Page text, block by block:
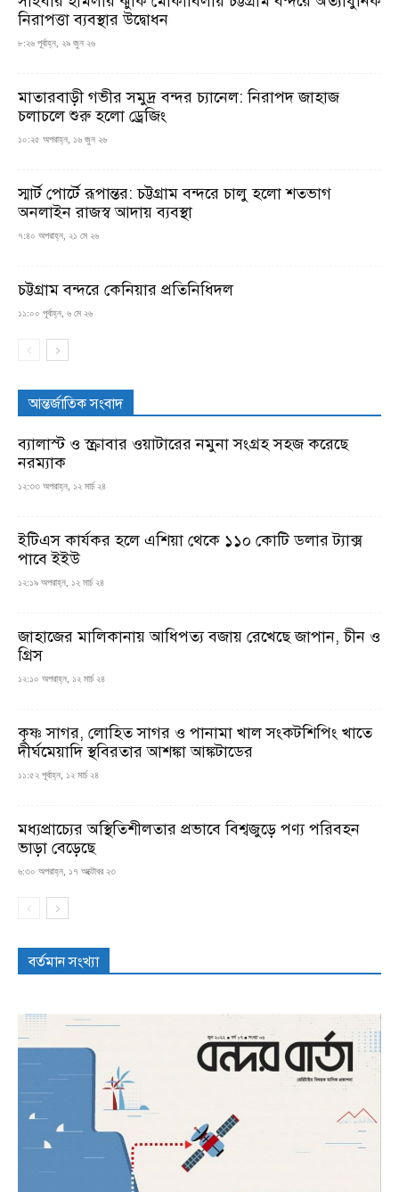
নিরাপত্তা ব্যবস্থার উদ্বোধন
৮:২৬ পূর্বাহ্ন, ২৯ জুন ২৬
মাতারবাড়ী গভীর সমুদ্র বন্দর চ্যানেল: নিরাপদ জাহাজ
চলাচলে শুরু হলো ড্রেজিং
১০:২৫ অপরাহ্ন, ১৬ জুন ২৬
স্মার্ট পোর্টে রূপান্তর: চট্টগ্রাম বন্দরে চালু হলো শতভাগ
অনলাইন রাজস্ব আদায় ব্যবস্থা
৭:৪০ অপরাহ্ন, ২১ মে ২৬
চট্টগ্রাম বন্দরে কেনিয়ার প্রতিনিধিদল
১১:০০ পূর্বাহ্ন, ৬ মে ২৬
আন্তর্জাতিক সংবাদ
ব্যালাস্ট ও স্ক্রাবার ওয়াটারের নমুনা সংগ্রহ সহজ করেছে
নরম্যাক
১২:৩৩ অপরাহ্ন, ১২ মার্চ ২৪
ইটিএস কার্যকর হলে এশিয়া থেকে ১১০ কোটি ডলার ট্যাক্স
পাবে ইইউ
১২:১৯ অপরাহ্ন, ১২ মার্চ ২৪
জাহাজের মালিকানায় আধিপত্য বজায় রেখেছে জাপান, চীন ও
গ্রিস
১২:১০ অপরাহ্ন, ১২ মার্চ ২৪
কৃষ্ণ সাগর, লোহিত সাগর ও পানামা খাল সংকটশিপিং খাতে
দীর্ঘমেয়াদি স্থবিরতার আশঙ্কা আঙ্কটাডের
১১:৫২ পূর্বাহ্ন, ১২ মার্চ ২৪
মধ্যপ্রাচ্যের অস্থিতিশীলতার প্রভাবে বিশ্বজুড়ে পণ্য পরিবহন
ভাড়া বেড়েছে
৬:৩০ অপরাহ্ন, ১৭ অক্টোবর ২৩
বর্তমান সংখ্যা